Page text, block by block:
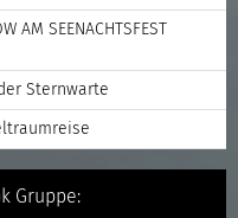
AM SEENACHTSFEST
Sternwarte
Gruppe: